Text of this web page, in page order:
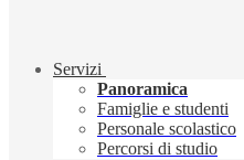
Servizi
Panoramica
Famiglie e studenti
Personale scolastico
Percorsi di studio